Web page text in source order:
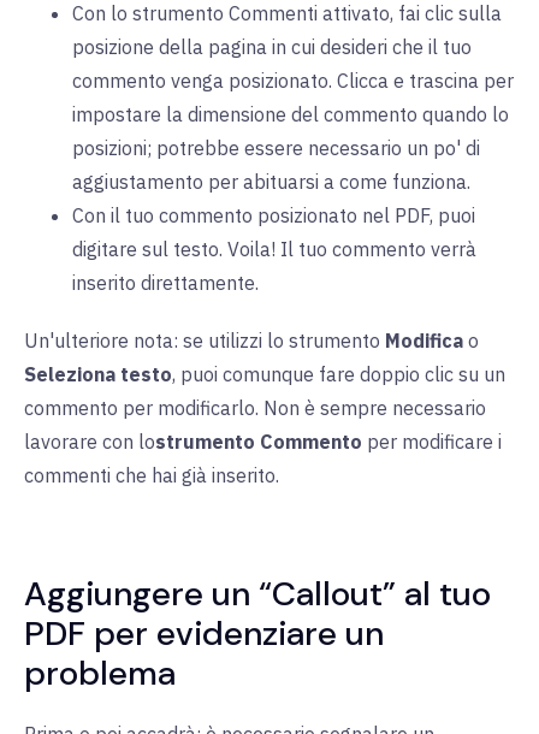
Con lo strumento Commenti attivato, fai clic sulla
posizione della pagina in cui desideri che il tuo
commento venga posizionato. Clicca e trascina per
impostare la dimensione del commento quando lo
posizioni; potrebbe essere necessario un po' di
aggiustamento per abituarsi a come funziona.
Con il tuo commento posizionato nel PDF, puoi
digitare sul testo. Voila! Il tuo commento verrà
inserito direttamente.
Un'ulteriore nota: se utilizzi lo strumento Modifica o
Seleziona testo, puoi comunque fare doppio clic su un
commento per modificarlo. Non è sempre necessario
lavorare con lostrumento Commento per modificare i
commenti che hai già inserito.
Aggiungere un “Callout” al tuo
PDF per evidenziare un
problema